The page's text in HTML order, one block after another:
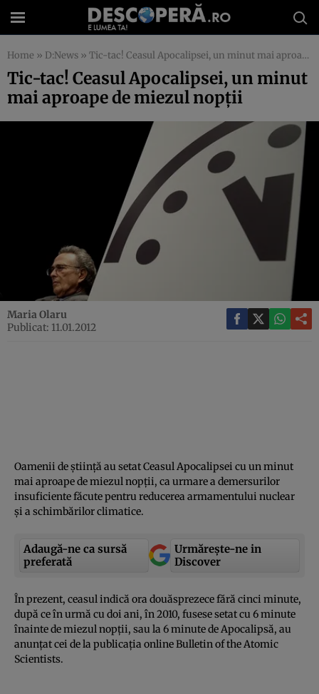
Home » D:News » Tic-tac! Ceasul Apocalipsei, un minut mai aproape de miezul nopţii
Tic-tac! Ceasul Apocalipsei, un minut
mai aproape de miezul nopţii
Maria Olaru
Publicat: 11.01.2012
Oamenii de ştiinţă au setat Ceasul Apocalipsei cu un minut
mai aproape de miezul nopţii, ca urmare a demersurilor
insuficiente făcute pentru reducerea armamentului nuclear
şi a schimbărilor climatice.
Adaugă-ne ca sursă
preferată
Urmărește-ne in
Discover
În prezent, ceasul indică ora douăsprezece fără cinci minute,
după ce în urmă cu doi ani, în 2010, fusese setat cu 6 minute
înainte de miezul nopţii, sau la 6 minute de Apocalipsă, au
anunţat cei de la publicaţia online Bulletin of the Atomic
Scientists.